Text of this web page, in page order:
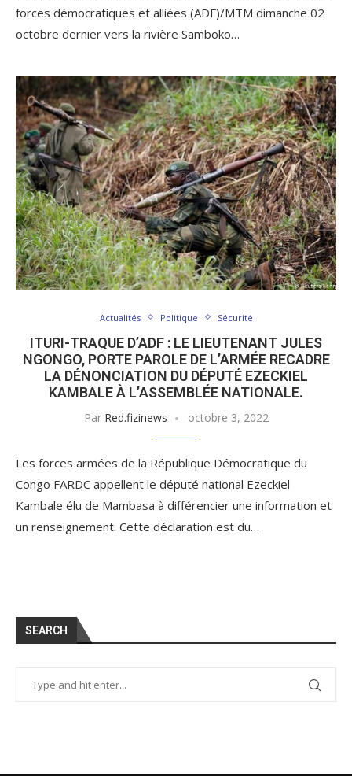
forces démocratiques et alliées (ADF)/MTM dimanche 02
octobre dernier vers la rivière Samboko…
Actualités Politique Sécurité
ITURI-TRAQUE D’ADF : LE LIEUTENANT JULES
NGONGO, PORTE PAROLE DE L’ARMÉE RECADRE
LA DÉNONCIATION DU DÉPUTÉ EZECKIEL
KAMBALE À L’ASSEMBLÉE NATIONALE.
Par Red.fizinews octobre 3, 2022
Les forces armées de la République Démocratique du
Congo FARDC appellent le député national Ezeckiel
Kambale élu de Mambasa à différencier une information et
un renseignement. Cette déclaration est du…
SEARCH